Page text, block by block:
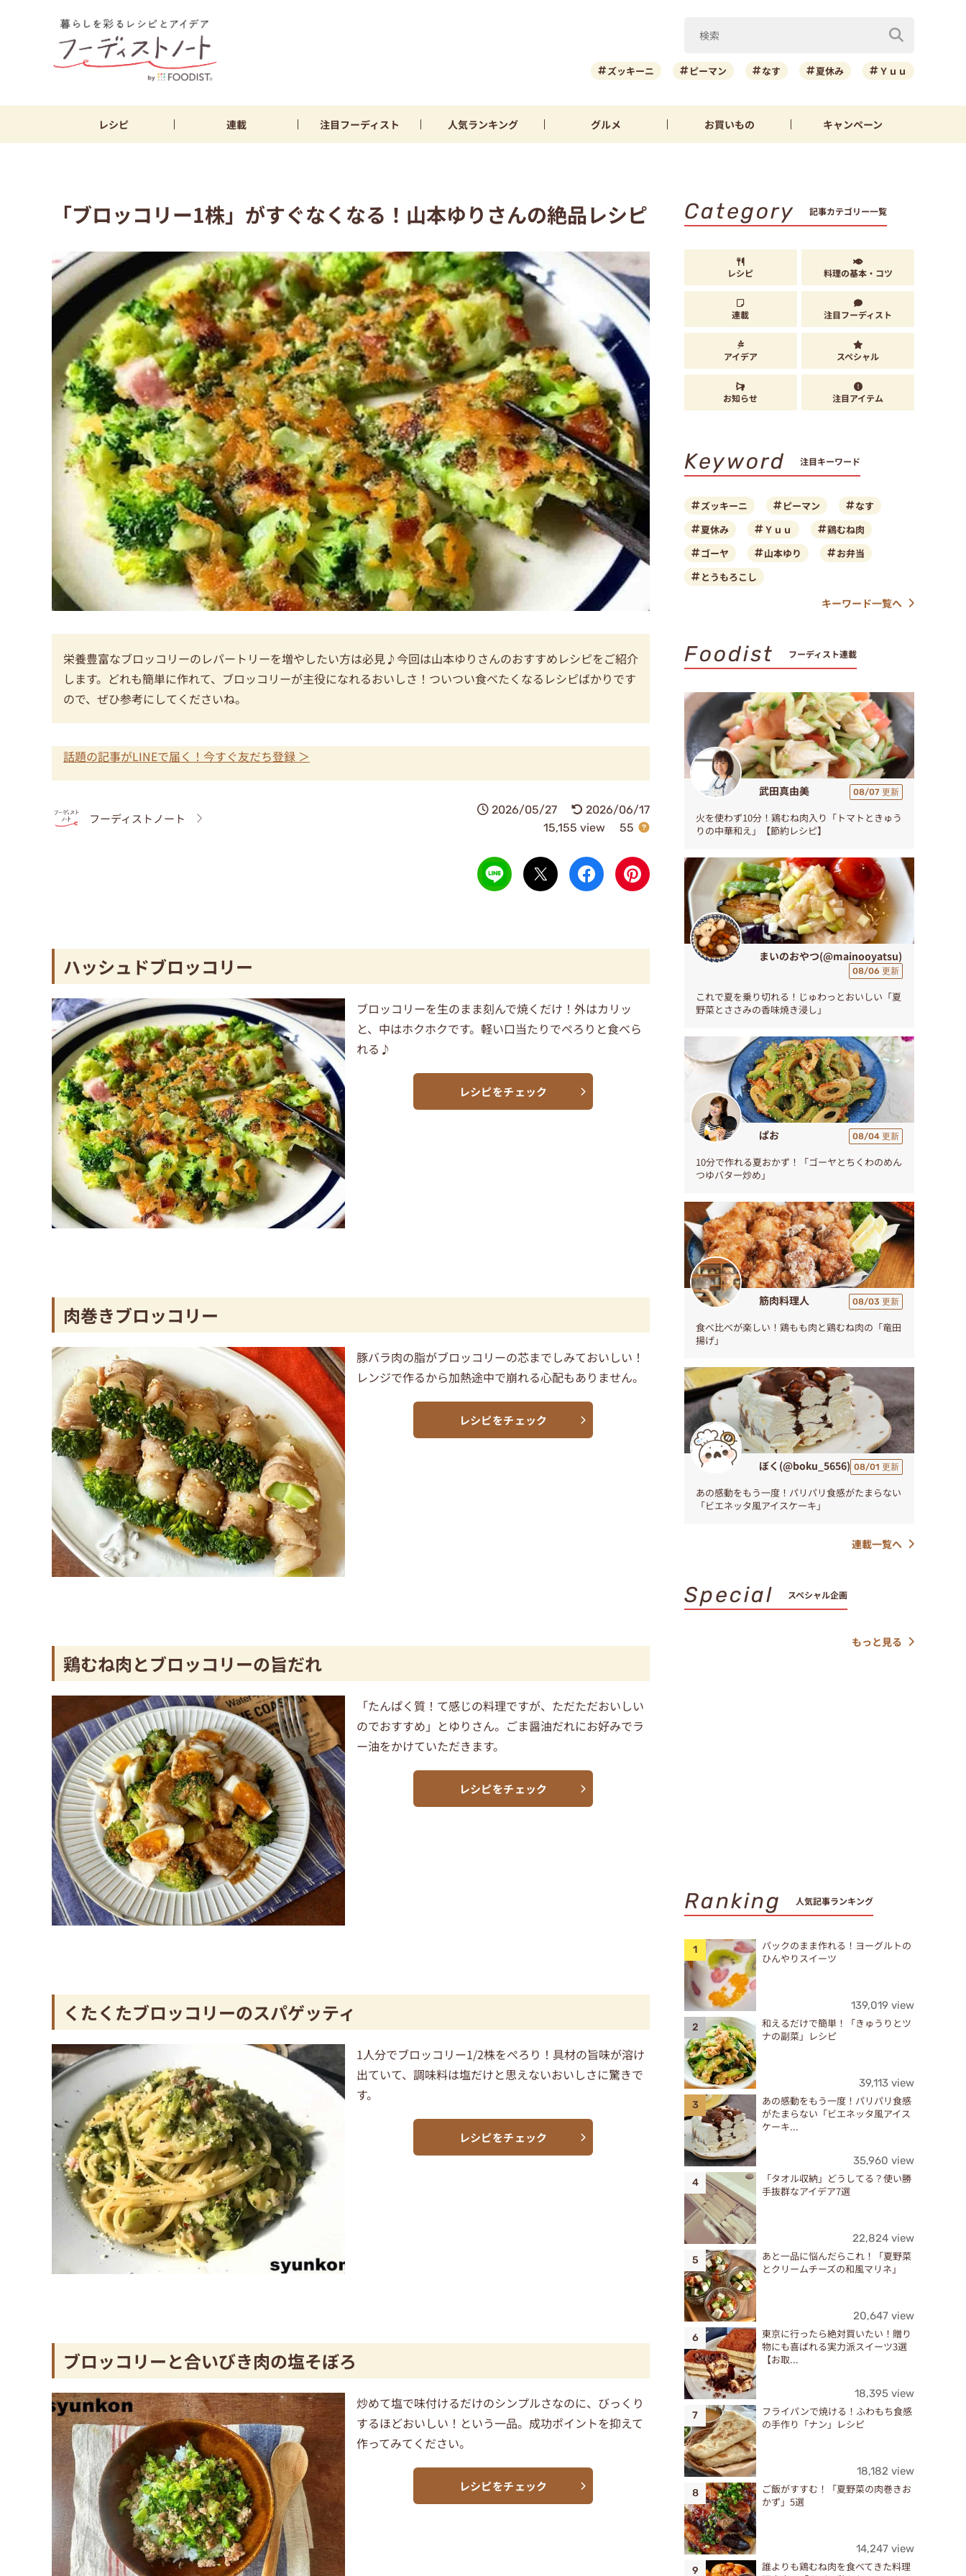
ズッキーニ ピーマン なす 夏休み Ｙｕｕ
レシピ 連載 注目フーディスト 人気ランキング グルメ お買いもの キャンペーン
「ブロッコリー1株」がすぐなくなる！山本ゆりさんの絶品レシピ
栄養豊富なブロッコリーのレパートリーを増やしたい方は必見♪今回は山本ゆりさんのおすすめレシピをご紹介
します。どれも簡単に作れて、ブロッコリーが主役になれるおいしさ！ついつい食べたくなるレシピばかりです
ので、ぜひ参考にしてくださいね。
話題の記事がLINEで届く！今すぐ友だち登録 ＞
フーディストノート
2026/05/27
2026/06/17
15,155 view
55
ハッシュドブロッコリー
ブロッコリーを生のまま刻んで焼くだけ！外はカリッ
と、中はホクホクです。軽い口当たりでぺろりと食べら
れる♪
レシピをチェック
肉巻きブロッコリー
豚バラ肉の脂がブロッコリーの芯までしみておいしい！
レンジで作るから加熱途中で崩れる心配もありません。
レシピをチェック
鶏むね肉とブロッコリーの旨だれ
「たんぱく質！て感じの料理ですが、ただただおいしい
のでおすすめ」とゆりさん。ごま醤油だれにお好みでラ
ー油をかけていただきます。
レシピをチェック
くたくたブロッコリーのスパゲッティ
1人分でブロッコリー1/2株をぺろり！具材の旨味が溶け
出ていて、調味料は塩だけと思えないおいしさに驚きで
す。
レシピをチェック
ブロッコリーと合いびき肉の塩そぼろ
炒めて塩で味付けるだけのシンプルさなのに、びっくり
するほどおいしい！という一品。成功ポイントを抑えて
作ってみてください。
レシピをチェック
Category 記事カテゴリー一覧
レシピ 料理の基本・コツ
連載 注目フーディスト
アイデア スペシャル
お知らせ 注目アイテム
Keyword 注目キーワード
ズッキーニ ピーマン
なす
夏休み
Ｙｕｕ
鶏むね肉
ゴーヤ
山本ゆり
お弁当
とうもろこし
キーワード一覧へ
Foodist フーディスト連載
武田真由美 08/07 更新
火を使わず10分！鶏むね肉入り「トマトときゅう
りの中華和え」【節約レシピ】
まいのおやつ(@mainooyatsu)
08/06 更新
これで夏を乗り切れる！じゅわっとおいしい「夏
野菜とささみの香味焼き浸し」
ぱお 08/04 更新
10分で作れる夏おかず！「ゴーヤとちくわのめん
つゆバター炒め」
筋肉料理人 08/03 更新
食べ比べが楽しい！鶏もも肉と鶏むね肉の「竜田
揚げ」
ぼく(@boku_5656) 08/01 更新
あの感動をもう一度！パリパリ食感がたまらない
「ビエネッタ風アイスケーキ」
連載一覧へ
Special スペシャル企画
もっと見る
Ranking 人気記事ランキング
パックのまま作れる！ヨーグルトの
ひんやりスイーツ
139,019 view
和えるだけで簡単！「きゅうりとツ
ナの副菜」レシピ
39,113 view
あの感動をもう一度！パリパリ食感
がたまらない「ビエネッタ風アイス
ケーキ...
35,960 view
「タオル収納」どうしてる？使い勝
手抜群なアイデア7選
22,824 view
あと一品に悩んだらこれ！「夏野菜
とクリームチーズの和風マリネ」
20,647 view
東京に行ったら絶対買いたい！贈り
物にも喜ばれる実力派スイーツ3選
【お取...
18,395 view
フライパンで焼ける！ふわもち食感
の手作り「ナン」レシピ
18,182 view
ご飯がすすむ！「夏野菜の肉巻きお
かず」5選
14,247 view
誰よりも鶏むね肉を食べてきた料理